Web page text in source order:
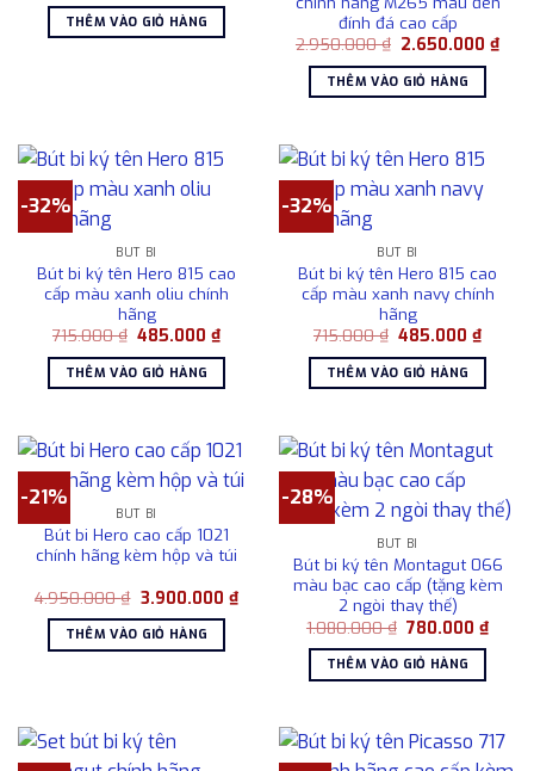
là:
2.300.000 ₫.
2.100.000 ₫.
THÊM VÀO GIỎ HÀNG
đính đá cao cấp
2.950.000₫ Giá
là:
2.950.000 ₫.
2.650.000₫Giá
hiện
THÊM VÀO GIỎ HÀNG
-32%
BÚT BI
Bút bi ký tên Hero 815 cao
cấp màu xanh oliu chính
hãng
715.000₫ Giá
là:
715.000 ₫.
485.000₫Giá
hiện
tại
485.000 ₫.
THÊM VÀO GIỎ HÀNG
-32%
BÚT BI
Bút bi ký tên Hero 815 cao
cấp màu xanh navy chính
hãng
715.000₫ Giá
là:
715.000 ₫.
485.000₫Giá
hiện
tại
THÊM VÀO GIỎ HÀNG
-21%
BÚT BI
Bút bi Hero cao cấp 1021
chính hãng kèm hộp và túi
4.950.000₫ Giá
là:
4.950.000 ₫.
3.900.000 ₫Giá
hiện
3.900.000 ₫.
THÊM VÀO GIỎ HÀNG
-28%
BÚT BI
Bút bi ký tên Montagut 066
màu bạc cao cấp (tặng kèm
2 ngòi thay thế)
1.080.000₫ Giá
là:
1.080.000 ₫.
780.000₫Giá
hiện
THÊM VÀO GIỎ HÀNG